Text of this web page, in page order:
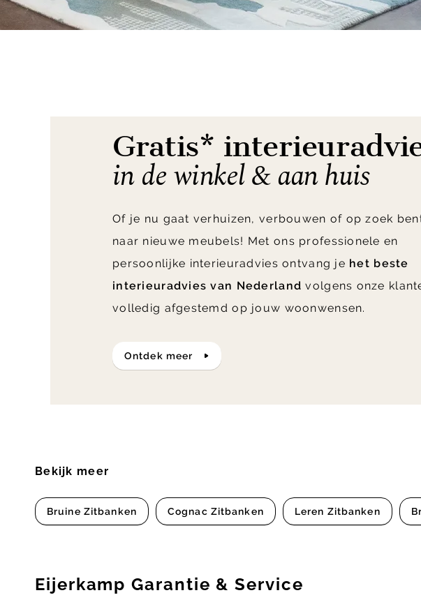
Gratis*
in de winkel & aan huis
Of je nu gaat verhuizen, verbouwen of op zoek
naar nieuwe meubels! Met ons professionele en
persoonlijke interieuradvies ontvang je het beste
interieuradvies van Nederland volgens onze
volledig afgestemd op jouw woonwensen.
ontdek meer
Bekijk meer
Bruine Zitbanken Cognac Zitbanken Leren Zitbanken
Eijerkamp Garantie & Service